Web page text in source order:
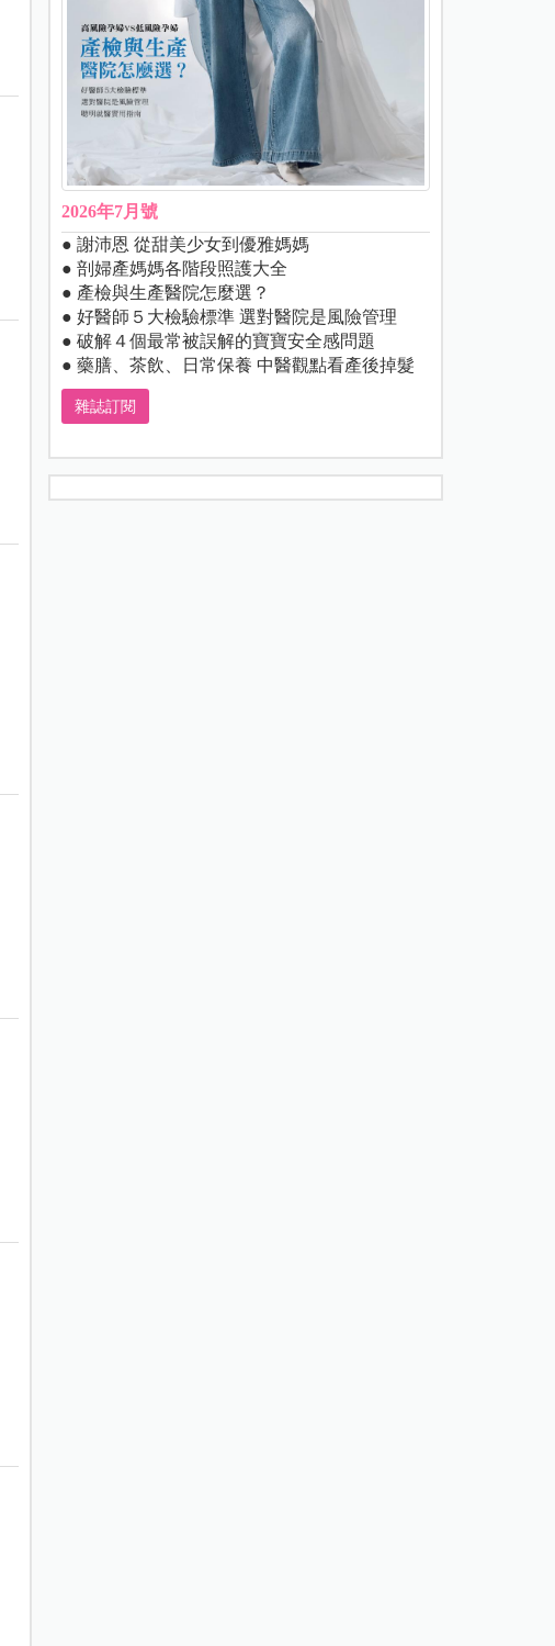
2026年7月號
● 謝沛恩 從甜美少女到優雅媽媽
● 剖婦產媽媽各階段照護大全
● 產檢與生產醫院怎麼選？
● 好醫師５大檢驗標準 選對醫院是風險管理
● 破解４個最常被誤解的寶寶安全感問題
● 藥膳、茶飲、日常保養 中醫觀點看產後掉髮
雜誌訂閱